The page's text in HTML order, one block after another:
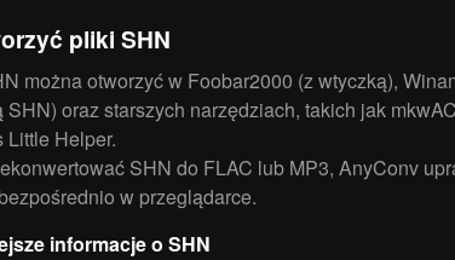
pliki SHN
można otworzyć w Foobar2000 (z wtyczką),
SHN) oraz starszych narzędziach, takich jak
Little Helper.
SHN do FLAC lub MP3, AnyConv
w przeglądarce.
informacje o SHN